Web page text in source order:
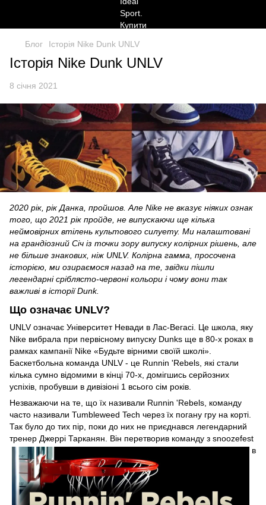
Блог Історія Nike Dunk UNLV
Історія Nike Dunk UNLV
8 січня 2021
2020 рік, рік Данка, пройшов. Але Nike не вказує ніяких ознак
того, що 2021 рік пройде, не випускаючи ще кілька
неймовірних втілень культового силуету. Ми налаштовані
на грандіозний Січ із точки зору випуску колірних рішень, але
не більше знакових, ніж UNLV. Колірна гамма, просочена
історією, ми озираємося назад на те, звідки пішли
легендарні сріблясто-червоні кольори і чому вони так
важливі в історії Dunk.
Що означає UNLV?
UNLV означає Університет Невади в Лас-Вегасі. Це школа, яку
Nike вибрала при первісному випуску Dunks ще в 80-х роках в
рамках кампанії Nike «Будьте вірними своїй школі».
Баскетбольна команда UNLV - це Runnin 'Rebels, які стали
кілька сумно відомими в кінці 70-х, домігшись серйозних
успіхів, пробувши в дивізіоні 1 всього сім років.
Незважаючи на те, що їх називали Runnin 'Rebels, команду
часто називали Tumbleweed Tech через їх погану гру на корті.
Так було до тих пір, поки до них не приєднався легендарний
тренер Джеррі Тарканян. Він перетворив команду з snoozefest
в